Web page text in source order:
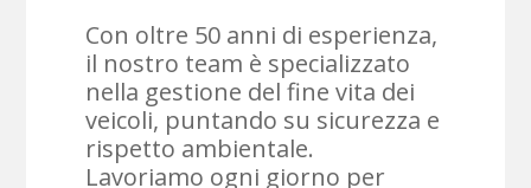
Con oltre 50 anni di esperienza,
il nostro team è specializzato
nella gestione del fine vita dei
veicoli, puntando su sicurezza e
rispetto ambientale.
Lavoriamo ogni giorno per